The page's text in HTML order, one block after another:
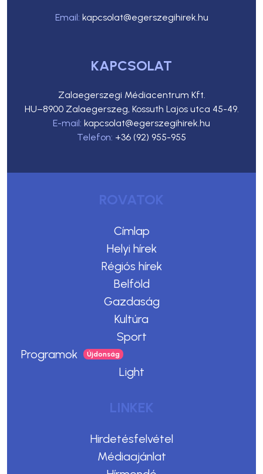
Email: kapcsolat@egerszegihirek.hu
KAPCSOLAT
Zalaegerszegi Médiacentrum Kft.
HU–8900 Zalaegerszeg, Kossuth Lajos utca 45-49.
E-mail: kapcsolat@egerszegihirek.hu
Telefon: +36 (92) 955-955
ROVATOK
Címlap
Helyi hírek
Régiós hírek
Belföld
Gazdaság
Kultúra
Sport
Programok
Light
LINKEK
Hirdetésfelvétel
Médiaajánlat